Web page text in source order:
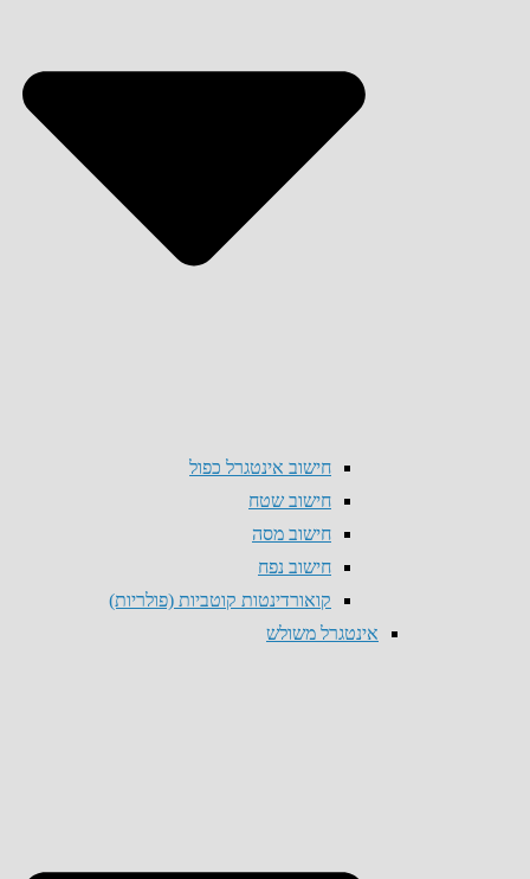
חישוב אינטגרל כפול
חישוב שטח
חישוב מסה
חישוב נפח
קואורדינטות קוטביות (פולריות)
אינטגרל משולש